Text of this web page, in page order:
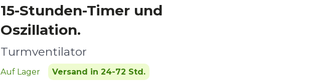
15-Stunden-Timer und
Oszillation.
Turmventilator
Auf Lager Versand in 24-72 Std.